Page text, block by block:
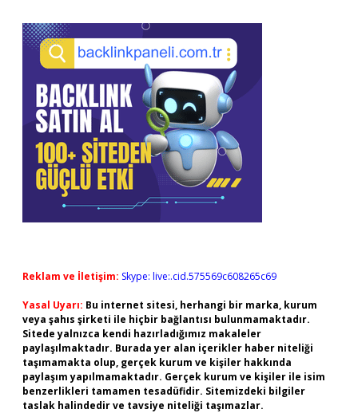
Reklam ve İletişim: Skype: live:.cid.575569c608265c69
Yasal Uyarı: Bu internet sitesi, herhangi bir marka, kurum
veya şahıs şirketi ile hiçbir bağlantısı bulunmamaktadır.
Sitede yalnızca kendi hazırladığımız makaleler
paylaşılmaktadır. Burada yer alan içerikler haber niteliği
taşımamakta olup, gerçek kurum ve kişiler hakkında
paylaşım yapılmamaktadır. Gerçek kurum ve kişiler ile isim
benzerlikleri tamamen tesadüfidir. Sitemizdeki bilgiler
taslak halindedir ve tavsiye niteliği taşımazlar.